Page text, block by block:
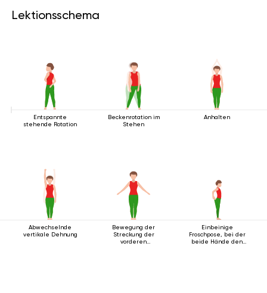
Lektionsschema
Entspannte
stehende Rotation
Beckenrotation im
Stehen
Anhalten
Abwechselnde
vertikale Dehnung
Bewegung der
Streckung der
vorderen
Einbeinige
Froschpose, bei der
beide Hände den